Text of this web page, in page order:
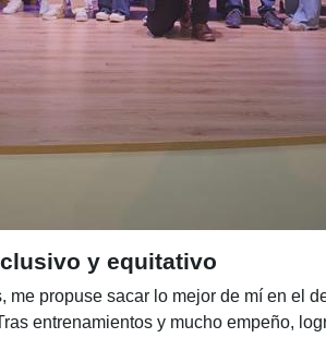
y equitativo
propuse sacar lo mejor de mí en el
entrenamientos y mucho empeño,